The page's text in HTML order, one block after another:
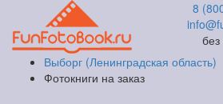
8
Выборг (Ленинградская область)
Фотокниги на заказ